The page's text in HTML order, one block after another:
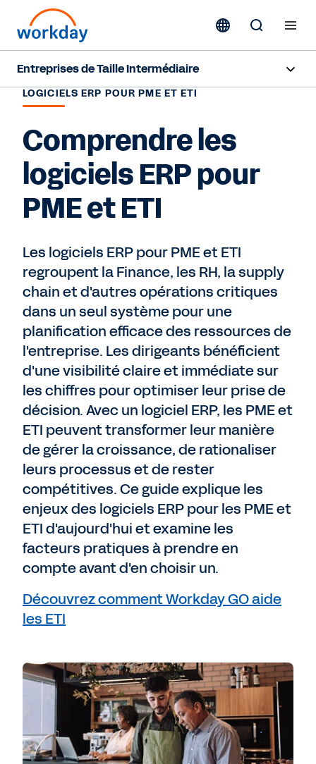
Entreprises de Taille Intermédiaire
Aperçu
Solutions RH et paie
Solutions Finance
Offres
Ressources
Nous contacter
LOGICIELS ERP POUR PME ET ETI
Comprendre les
logiciels ERP pour
PME et ETI
Les logiciels ERP pour PME et ETI
regroupent la Finance, les RH, la supply
chain et d'autres opérations critiques
dans un seul système pour une
planification efficace des ressources de
l'entreprise. Les dirigeants bénéficient
d'une visibilité claire et immédiate sur
les chiffres pour optimiser leur prise de
décision. Avec un logiciel ERP, les PME et
ETI peuvent transformer leur manière
de gérer la croissance, de rationaliser
leurs processus et de rester
compétitives. Ce guide explique les
enjeux des logiciels ERP pour les PME et
ETI d'aujourd'hui et examine les
facteurs pratiques à prendre en
compte avant d'en choisir un.
Découvrez comment Workday GO aide
les ETI